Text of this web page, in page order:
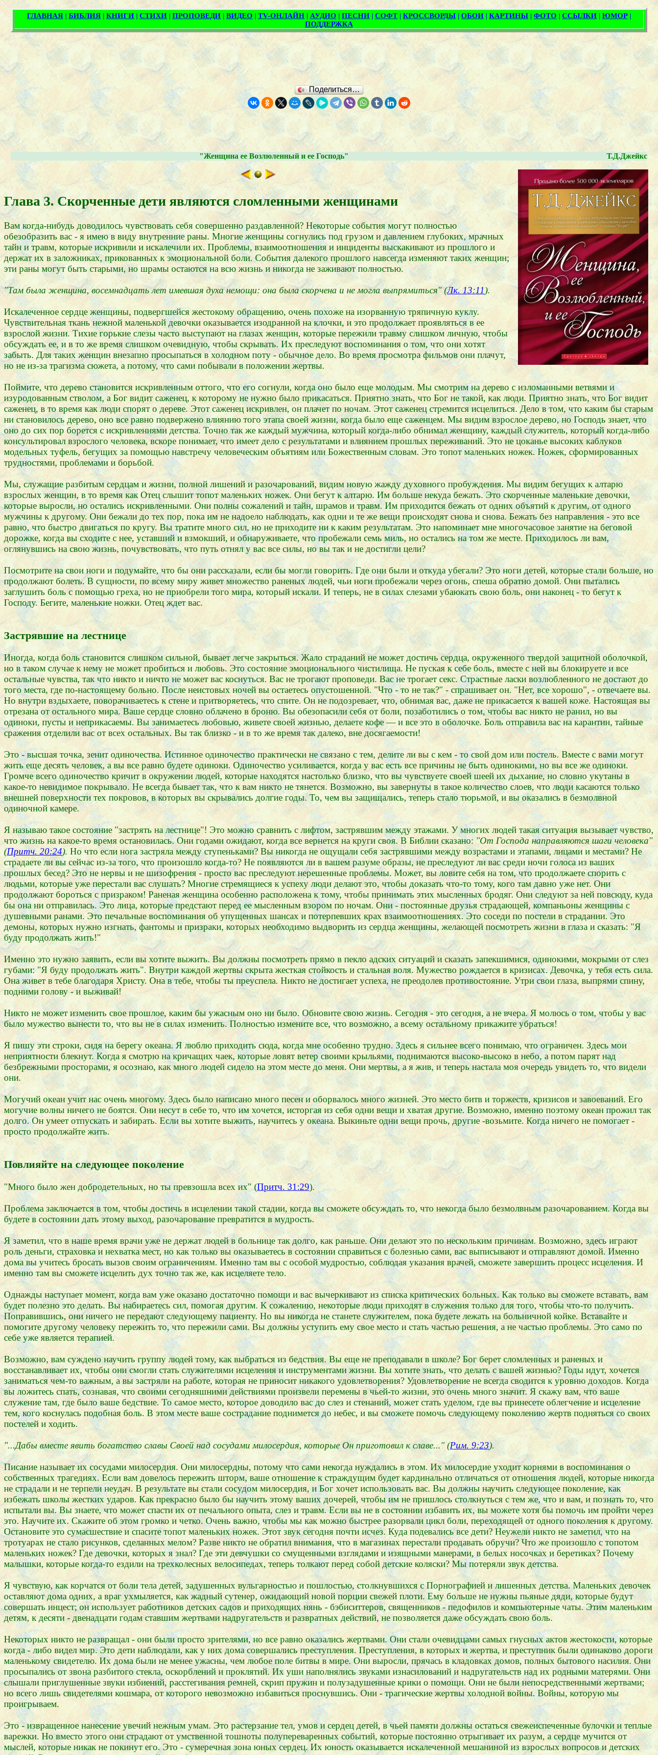
Поделиться…
"Женщина ее Возлюленный и ее Господь" Т.Д.Джейкс
Глава 3. Скорченные дети являются сломленными женщинами
Вам когда-нибудь доводилось чувствовать себя совершенно раздавленной? Некоторые события могут полностью
обезобразить вас - я имею в виду внутренние раны. Многие женщины согнулись под грузом и давлением глубоких, мрачных
тайн и травм, которые искривили и искалечили их. Проблемы, взаимоотношения и инциденты выскакивают из прошлого и
держат их в заложниках, прикованных к эмоциональной боли. События далекого прошлого навсегда изменяют таких женщин;
эти раны могут быть старыми, но шрамы остаются на всю жизнь и никогда не заживают полностью.
"Там была женщина, восемнадцать лет имевшая духа немощи: она была скорчена и не могла выпрямиться" (Лк. 13:11).
Искалеченное сердце женщины, подвергшейся жестокому обращению, очень похоже на изорванную тряпичную куклу.
Чувствительная ткань нежной маленькой девочки оказывается изодранной на клочки, и это продолжает проявляться в ее
взрослой жизни. Тихие горькие слезы часто выступают на глазах женщин, которые пережили травму слишком личную, чтобы
обсуждать ее, и в то же время слишком очевидную, чтобы скрывать. Их преследуют воспоминания о том, что они хотят
забыть. Для таких женщин внезапно просыпаться в холодном поту - обычное дело. Во время просмотра фильмов они плачут,
но не из-за трагизма сюжета, а потому, что сами побывали в положении жертвы.
Поймите, что дерево становится искривленным оттого, что его согнули, когда оно было еще молодым. Мы смотрим на дерево с изломанными ветвями и
изуродованным стволом, а Бог видит саженец, к которому не нужно было прикасаться. Приятно знать, что Бог не такой, как люди. Приятно знать, что Бог видит
саженец, в то время как люди спорят о дереве. Этот саженец искривлен, он плачет по ночам. Этот саженец стремится исцелиться. Дело в том, что каким бы старым
ни становилось дерево, оно все равно подвержено влиянию того этапа своей жизни, когда было еще саженцем. Мы видим взрослое дерево, но Господь знает, что
оно до сих пор борется с искривлениями детства. Точно так же каждый мужчина, который когда-либо обнимал женщину, каждый служитель, который когда-либо
консультировал взрослого человека, вскоре понимает, что имеет дело с результатами и влиянием прошлых переживаний. Это не цоканье высоких каблуков
модельных туфель, бегущих за помощью навстречу человеческим объятиям или Божественным словам. Это топот маленьких ножек. Ножек, сформированных
трудностями, проблемами и борьбой.
Мы, служащие разбитым сердцам и жизни, полной лишений и разочарований, видим новую жажду духовного пробуждения. Мы видим бегущих к алтарю
взрослых женщин, в то время как Отец слышит топот маленьких ножек. Они бегут к алтарю. Им больше некуда бежать. Это скорченные маленькие девочки,
которые выросли, но остались искривленными. Они полны сожалений и тайн, шрамов и травм. Им приходится бежать от одних объятий к другим, от одного
мужчины к другому. Они бежали до тех пор, пока им не надоело наблюдать, как одни и те же вещи происходят снова и снова. Бежать без направления - это все
равно, что быстро двигаться по кругу. Вы тратите много сил, но не приходите ни к каким результатам. Это напоминает мне многочасовое занятие на беговой
дорожке, когда вы сходите с нее, уставший и взмокший, и обнаруживаете, что пробежали семь миль, но остались на том же месте. Приходилось ли вам,
оглянувшись на свою жизнь, почувствовать, что путь отнял у вас все силы, но вы так и не достигли цели?
Посмотрите на свои ноги и подумайте, что бы они рассказали, если бы могли говорить. Где они были и откуда убегали? Это ноги детей, которые стали больше, но
продолжают болеть. В сущности, по всему миру живет множество раненых людей, чьи ноги пробежали через огонь, спеша обратно домой. Они пытались
заглушить боль с помощью греха, но не приобрели того мира, который искали. И теперь, не в силах слезами убаюкать свою боль, они наконец - то бегут к
Господу. Бегите, маленькие ножки. Отец ждет вас.
Застрявшие на лестнице
Иногда, когда боль становится слишком сильной, бывает легче закрыться. Жало страданий не может достичь сердца, окруженного твердой защитной оболочкой,
но в таком случае к нему не может пробиться и любовь. Это состояние эмоционального чистилища. Не пуская к себе боль, вместе с ней вы блокируете и все
остальные чувства, так что никто и ничто не может вас коснуться. Вас не трогают проповеди. Вас не трогает секс. Страстные ласки возлюбленного не достают до
того места, где по-настоящему больно. После неистовых ночей вы остаетесь опустошенной. "Что - то не так?" - спрашивает он. "Нет, все хорошо", - отвечаете вы.
Но внутри вздыхаете, поворачиваетесь к стене и притворяетесь, что спите. Он не подозревает, что, обнимая вас, даже не прикасается к вашей коже. Настоящая вы
отрезана от остального мира. Ваше сердце словно облачено в броню. Вы обезопасили себя от боли, позаботились о том, чтобы вас никто не ранил, но вы
одиноки, пусты и неприкасаемы. Вы занимаетесь любовью, живете своей жизнью, делаете кофе — и все это в оболочке. Боль отправила вас на карантин, тайные
сражения отделили вас от всех остальных. Вы так близко - и в то же время так далеко, вне досягаемости!
Это - высшая точка, зенит одиночества. Истинное одиночество практически не связано с тем, делите ли вы с кем - то свой дом или постель. Вместе с вами могут
жить еще десять человек, а вы все равно будете одиноки. Одиночество усиливается, когда у вас есть все причины не быть одинокими, но вы все же одиноки.
Громче всего одиночество кричит в окружении людей, которые находятся настолько близко, что вы чувствуете своей шеей их дыхание, но словно укутаны в
какое-то невидимое покрывало. Не всегда бывает так, что к вам никто не тянется. Возможно, вы завернуты в такое количество слоев, что люди касаются только
внешней поверхности тех покровов, в которых вы скрывались долгие годы. То, чем вы защищались, теперь стало тюрьмой, и вы оказались в безмолвной
одиночной камере.
Я называю такое состояние "застрять на лестнице"! Это можно сравнить с лифтом, застрявшим между этажами. У многих людей такая ситуация вызывает чувство,
что жизнь на какое-то время остановилась. Они годами ожидают, когда все вернется на круги своя. В Библии сказано: "От Господа направляются шаги человека"
(Притч. 20:24).Но что если нога застряла между ступеньками? Вы никогда не ощущали себя застрявшими между возрастами и этапами, лицами и местами? Не
страдаете ли вы сейчас из-за того, что произошло когда-то? Не появляются ли в вашем разуме образы, не преследуют ли вас среди ночи голоса из ваших
прошлых бесед? Это не нервы и не шизофрения - просто вас преследуют нерешенные проблемы. Может, вы ловите себя на том, что продолжаете спорить с
людьми, которые уже перестали вас слушать? Многие стремящиеся к успеху люди делают это, чтобы доказать что-то тому, кого там давно уже нет. Они
продолжают бороться с призраком! Раненая женщина особенно расположена к тому, чтобы принимать этих мысленных бродяг. Они следуют за ней повсюду, куда
бы она ни отправилась. Это лица, которые предстают перед ее мысленным взором по ночам. Они - постоянные друзья страдающей, компаньоны женщины с
душевными ранами. Это печальные воспоминания об упущенных шансах и потерпевших крах взаимоотношениях. Это соседи по постели в страдании. Это
демоны, которых нужно изгнать, фантомы и призраки, которых необходимо выдворить из сердца женщины, желающей посмотреть жизни в глаза и сказать: "Я
буду продолжать жить!"
Именно это нужно заявить, если вы хотите выжить. Вы должны посмотреть прямо в пекло адских ситуаций и сказать запекшимися, одинокими, мокрыми от слез
губами: "Я буду продолжать жить". Внутри каждой жертвы скрыта жесткая стойкость и стальная воля. Мужество рождается в кризисах. Девочка, у тебя есть сила.
Она живет в тебе благодаря Христу. Она в тебе, чтобы ты преуспела. Никто не достигает успеха, не преодолев противостояние. Утри свои глаза, выпрями спину,
подними голову - и выживай!
Никто не может изменить свое прошлое, каким бы ужасным оно ни было. Обновите свою жизнь. Сегодня - это сегодня, а не вчера. Я молюсь о том, чтобы у вас
было мужество вынести то, что вы не в силах изменить. Полностью измените все, что возможно, а всему остальному прикажите убраться!
Я пишу эти строки, сидя на берегу океана. Я люблю приходить сюда, когда мне особенно трудно. Здесь я сильнее всего понимаю, что ограничен. Здесь мои
неприятности блекнут. Когда я смотрю на кричащих чаек, которые ловят ветер своими крыльями, поднимаются высоко-высоко в небо, а потом парят над
безбрежными просторами, я осознаю, как много людей сидело на этом месте до меня. Они мертвы, а я жив, и теперь настала моя очередь увидеть то, что видели
они.
Могучий океан учит нас очень многому. Здесь было написано много песен и оборвалось много жизней. Это место битв и торжеств, кризисов и завоеваний. Его
могучие волны ничего не боятся. Они несут в себе то, что им хочется, исторгая из себя одни вещи и хватая другие. Возможно, именно поэтому океан прожил так
долго. Он умеет отпускать и забирать. Если вы хотите выжить, научитесь у океана. Выкиньте одни вещи прочь, другие -возьмите. Когда ничего не помогает -
просто продолжайте жить.
Повлияйте на следующее поколение
"Много было жен добродетельных, но ты превзошла всех их" (Притч. 31:29).
Проблема заключается в том, чтобы достичь в исцелении такой стадии, когда вы сможете обсуждать то, что некогда было безмолвным разочарованием. Когда вы
будете в состоянии дать этому выход, разочарование превратится в мудрость.
Я заметил, что в наше время врачи уже не держат людей в больнице так долго, как раньше. Они делают это по нескольким причинам. Возможно, здесь играют
роль деньги, страховка и нехватка мест, но как только вы оказываетесь в состоянии справиться с болезнью сами, вас выписывают и отправляют домой. Именно
дома вы учитесь бросать вызов своим ограничениям. Именно там вы с особой мудростью, соблюдая указания врачей, сможете завершить процесс исцеления. И
именно там вы сможете исцелить дух точно так же, как исцеляете тело.
Однажды наступает момент, когда вам уже оказано достаточно помощи и вас вычеркивают из списка критических больных. Как только вы сможете вставать, вам
будет полезно это делать. Вы набираетесь сил, помогая другим. К сожалению, некоторые люди приходят в служения только для того, чтобы что-то получить.
Поправившись, они ничего не передают следующему пациенту. Но вы никогда не станете служителем, пока будете лежать на больничной койке. Вставайте и
помогите другому человеку пережить то, что пережили сами. Вы должны уступить ему свое место и стать частью решения, а не частью проблемы. Это само по
себе уже является терапией.
Возможно, вам суждено научить группу людей тому, как выбраться из бедствия. Вы еще не преподавали в школе? Бог берет сломленных и раненых и
восстанавливает их, чтобы они смогли стать служителями исцеления и инструментами жизни. Вы хотите знать, что делать с вашей жизнью? Годы идут, хочется
заниматься чем-то важным, а вы застряли на работе, которая не приносит никакого удовлетворения? Удовлетворение не всегда сводится к уровню доходов. Когда
вы ложитесь спать, сознавая, что своими сегодняшними действиями произвели перемены в чьей-то жизни, это очень много значит. Я скажу вам, что ваше
служение там, где было ваше бедствие. То самое место, которое доводило вас до слез и стенаний, может стать уделом, где вы принесете облегчение и исцеление
тем, кого коснулась подобная боль. В этом месте ваше сострадание поднимется до небес, и вы сможете помочь следующему поколению жертв подняться со своих
постелей и ходить.
"...Дабы вместе явить богатство славы Своей над сосудами милосердия, которые Он приготовил к славе..." (Рим. 9:23).
Писание называет их сосудами милосердия. Они милосердны, потому что сами некогда нуждались в этом. Их милосердие уходит корнями в воспоминания о
собственных трагедиях. Если вам довелось пережить шторм, ваше отношение к страждущим будет кардинально отличаться от отношения людей, которые никогда
не страдали и не терпели неудач. В результате вы стали сосудом милосердия, и Бог хочет использовать вас. Вы должны научить следующее поколение, как
избежать школы жестких ударов. Как прекрасно было бы научить этому ваших дочерей, чтобы им не пришлось столкнуться с тем же, что и вам, и познать то, что
испытали вы. Вы знаете, что может спасти их от печального опыта, слез и травм. Если вы не в состоянии избавить их, вы можете хотя бы помочь им пройти через
это. Научите их. Скажите об этом громко и четко. Очень важно, чтобы мы как можно быстрее разорвали цикл боли, переходящей от одного поколения к другому.
Остановите это сумасшествие и спасите топот маленьких ножек. Этот звук сегодня почти исчез. Куда подевались все дети? Неужели никто не заметил, что на
тротуарах не стало рисунков, сделанных мелом? Разве никто не обратил внимания, что в магазинах перестали продавать обручи? Что же произошло с топотом
маленьких ножек? Где девочки, которых я знал? Где эти девчушки со смущенными взглядами и изящными манерами, в белых носочках и беретиках? Почему
малышки, которые когда-то ездили на трехколесных велосипедах, теперь толкают перед собой детские коляски? Мы потеряли звук детства.
Я чувствую, как корчатся от боли тела детей, задушенных вульгарностью и пошлостью, столкнувшихся с Порнографией и лишенных детства. Маленьких девочек
оставляют дома одних, а враг ухмыляется, как жадный сутенер, ожидающий новой порции свежей плоти. Ему больше не нужны пьяные дяди, которые будут
совершать инцест; он использует работников детских садов и приходящих нянь - бэбиситтеров, священников - педофилов и компьютерные чаты. Этим маленьким
детям, к десяти - двенадцати годам ставшим жертвами надругательств и развратных действий, не позволяется даже обсуждать свою боль.
Некоторых никто не развращал - они были просто зрителями, но все равно оказались жертвами. Они стали очевидцами самых гнусных актов жестокости, которые
когда - либо видел мир. Это дети наблюдали, как у них дома совершались преступления. Преступления, в которых и жертва, и преступник были одинаково дороги
маленькому свидетелю. Их дома были не менее ужасны, чем любое поле битвы в мире. Они выросли, прячась в кладовках домов, полных бытового насилия. Они
просыпались от звона разбитого стекла, оскорблений и проклятий. Их уши наполнялись звуками изнасилований и надругательств над их родными матерями. Они
слышали приглушенные звуки избиений, расстегивания ремней, скрип пружин и полузадушенные крики о помощи. Они не были непосредственными жертвами;
но всего лишь свидетелями кошмара, от которого невозможно избавиться проснувшись. Они - трагические жертвы холодной войны. Войны, которую мы
проигрываем.
Это - извращенное нанесение увечий нежным умам. Это растерзание тел, умов и сердец детей, в чьей памяти должны остаться свежеиспеченные булочки и теплые
варежки. Но вместо этого они страдают от умственной тошноты полупереваренных событий, которые постоянно отрыгивает их разум, а сердце мучится от
мыслей, которые никак не покинут его. Это - сумеречная зона юных сердец. Их юность оказывается искалеченной мешаниной из взрослых вопросов и детских